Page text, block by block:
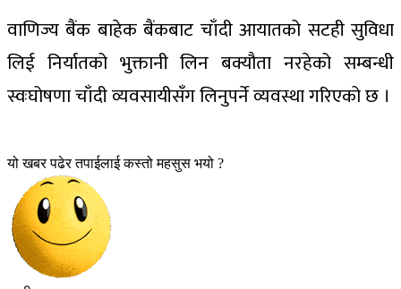
वाणिज्य बैंक बाहेक बैंकबाट चाँदी आयातको सटही सुविधा
लिई निर्यातको भुक्तानी लिन बक्यौता नरहेको सम्बन्धी
स्वःघोषणा चाँदी व्यवसायीसँग लिनुपर्ने व्यवस्था गरिएको छ ।
यो खबर पढेर तपाईलाई कस्तो महसुस भयो ?